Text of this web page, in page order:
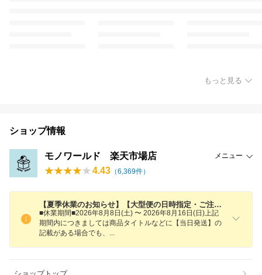
もっと見る
ショップ情報
モノワールド 楽天市場店 メニュー
4.43 （6,369件）
【夏季休業のお知らせ】【大型便の日時指定・ご注文キャンセルについて】
■休業期間■2026年8月8日(土) 〜 2026年8月16日(日)上記
期間内につきましては商品タイトルなどに【当日発送】の
記載がある場合でも 、